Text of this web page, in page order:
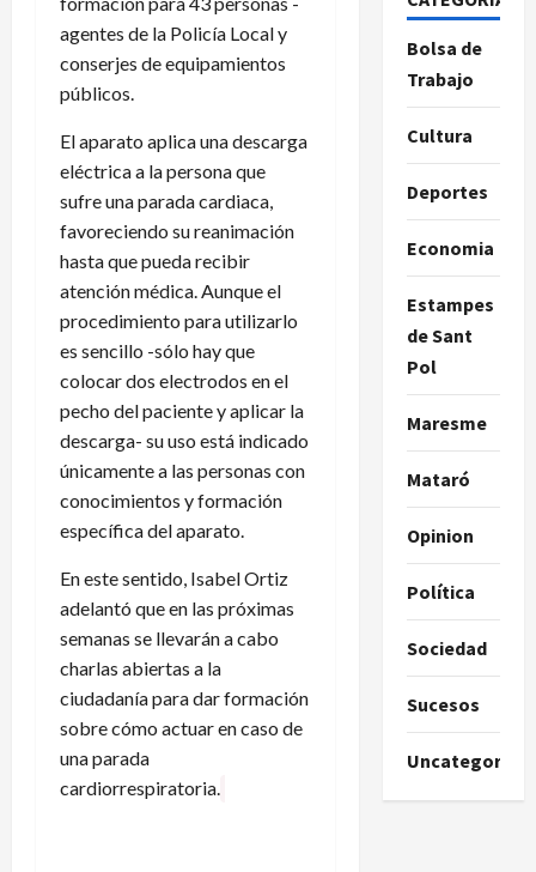
agentes de la Policía Local y
conserjes de equipamientos
públicos.
El aparato aplica una descarga
eléctrica a la persona que
sufre una parada cardiaca,
favoreciendo su reanimación
hasta que pueda recibir
atención médica. Aunque el
procedimiento para utilizarlo
es sencillo -sólo hay que
colocar dos electrodos en el
pecho del paciente y aplicar la
descarga- su uso está indicado
únicamente a las personas con
conocimientos y formación
específica del aparato.
En este sentido, Isabel Ortiz
adelantó que en las próximas
semanas se llevarán a cabo
charlas abiertas a la
ciudadanía para dar formación
sobre cómo actuar en caso de
una parada
cardiorrespiratoria.
Bolsa de
Trabajo
Cultura
Deportes
Economia
Estampes
de Sant
Pol
Maresme
Mataró
Opinion
Política
Sociedad
Sucesos
Uncategorized